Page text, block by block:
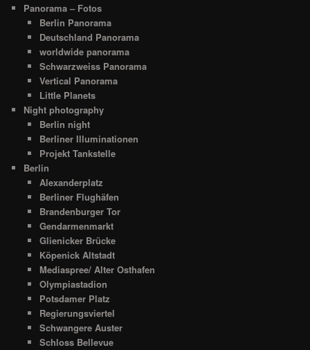
Panorama – Fotos
Berlin Panorama
Deutschland Panorama
worldwide panorama
Schwarzweiss Panorama
Vertical Panorama
Little Planets
Night photography
Berlin night
Berliner Illuminationen
Projekt Tankstelle
Berlin
Alexanderplatz
Berliner Flughäfen
Brandenburger Tor
Gendarmenmarkt
Glienicker Brücke
Köpenick Altstadt
Mediaspree/ Alter Osthafen
Olympiastadion
Potsdamer Platz
Regierungsviertel
Schwangere Auster
Schloss Bellevue